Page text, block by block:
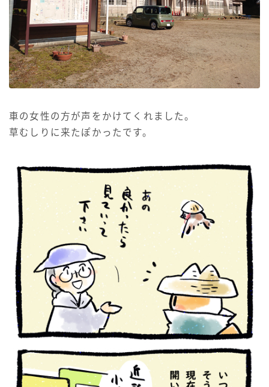
車の女性の方が声をかけてくれました。
草むしりに来たぽかったです。